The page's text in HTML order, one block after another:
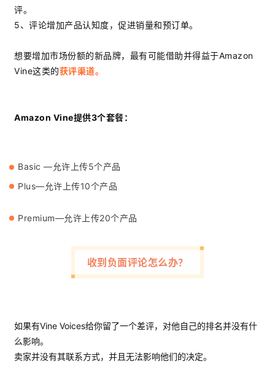
运
营
评。
5、评论增加产品认知度，促进销量和预订单。
想要增加市场份额的新品牌，最有可能借助并得益于Amazon
Vine这类的获评渠道。
Amazon Vine提供3个套餐：
Basic —允许上传5个产品
Plus—允许上传10个产品
Premium—允许上传20个产品
收到负面评论怎么办？
如果有Vine Voices给你留了一个差评，对他自己的排名并没有什
么影响。
卖家并没有其联系方式，并且无法影响他们的决定。